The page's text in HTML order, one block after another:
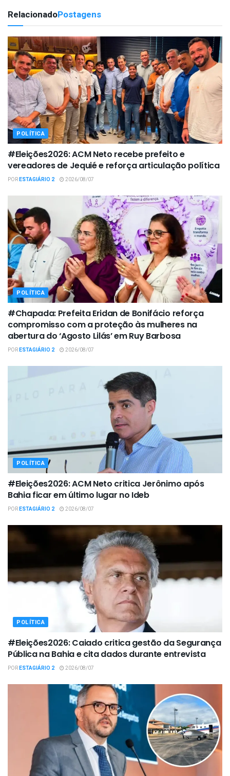
RelacionadoPostagens
POLÍTICA
#Eleições2026: ACM Neto recebe prefeito e
vereadores de Jequié e reforça articulação política
PORESTAGIÁRIO 2 2026/08/07
POLÍTICA
#Chapada: Prefeita Eridan de Bonifácio reforça
compromisso com a proteção às mulheres na
abertura do ‘Agosto Lilás’ em Ruy Barbosa
PORESTAGIÁRIO 2 2026/08/07
POLÍTICA
#Eleições2026: ACM Neto critica Jerônimo após
Bahia ficar em último lugar no Ideb
PORESTAGIÁRIO 2 2026/08/07
POLÍTICA
#Eleições2026: Caiado critica gestão da Segurança
Pública na Bahia e cita dados durante entrevista
PORESTAGIÁRIO 2 2026/08/07